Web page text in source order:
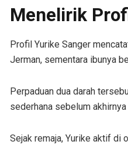
Menelirik
Profil Yurike Sanger
Jerman, sementara ibunya
Perpaduan dua darah
sederhana sebelum
Sejak remaja, Yurike aktif di